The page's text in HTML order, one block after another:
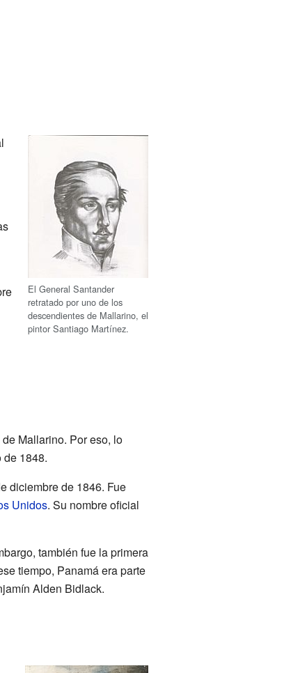
El General Santander
retratado por uno de los
descendientes de Mallarino, el
pintor Santiago Martínez.
Mallarino. Por eso, lo
de 1848.
diciembre de 1846. Fue
Unidos. Su nombre oficial
también fue la primera
tiempo, Panamá era parte
Alden Bidlack.